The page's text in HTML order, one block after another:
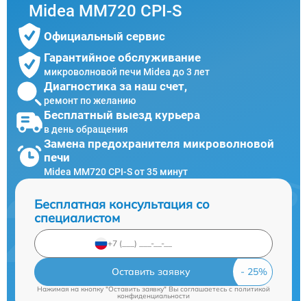
Midea MM720 CPI-S
Официальный сервис
Гарантийное обслуживание
микроволновой печи Midea до 3 лет
Диагностика за наш счет,
ремонт по желанию
Бесплатный выезд курьера
в день обращения
Замена предохранителя микроволновой
печи
Midea MM720 CPI-S от 35 минут
Бесплатная консультация со
специалистом
Оставить заявку
Нажимая на кнопку "Оставить заявку" Вы соглашаетесь cполитикой
конфиденциальности